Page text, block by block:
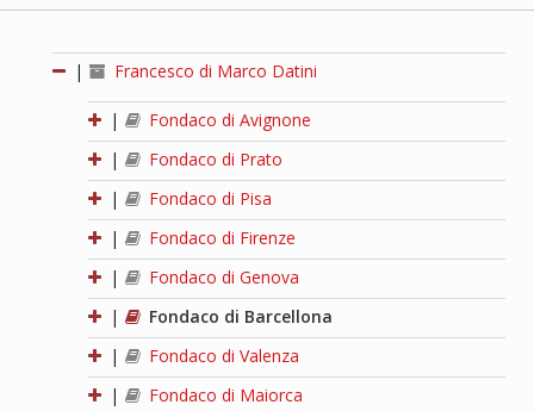
| Francesco di Marco Datini
|
Fondaco di Avignone
|
Fondaco di Prato
|
Fondaco di Pisa
|
Fondaco di Firenze
|
Fondaco di Genova
|
Fondaco di Barcellona
|
Fondaco di Valenza
|
Fondaco di Maiorca